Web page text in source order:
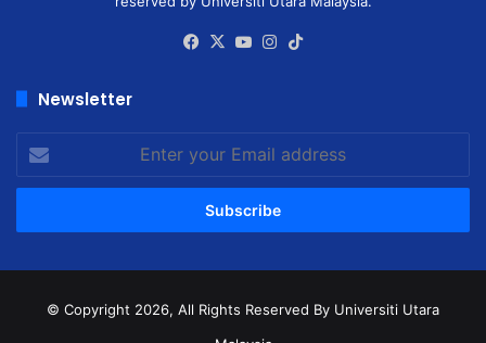
Facebook
X YouTubeInstagram
Newsletter
your
Email
© Copyright 2026, All Rights Reserved By Universiti Utara